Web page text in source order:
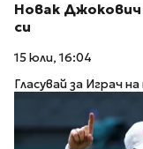
Новак Джокович
си
15 юли, 16:04
Гласувай за Играч